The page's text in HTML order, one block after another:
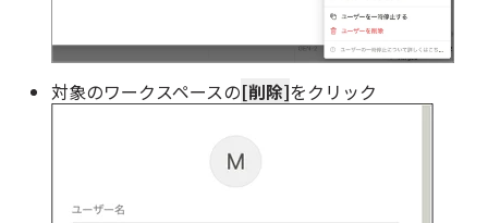
対象のワークスペースの[削除]をクリック